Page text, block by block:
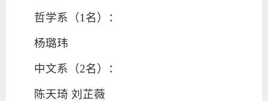
哲学系（1名）：
杨璐玮
中文系（2名）：
陈天琦 刘芷薇